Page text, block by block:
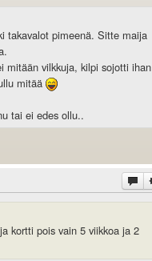
takavalot pimeenä. Sitte maija
mitään vilkkuja, kilpi sojotti ihan
mitää
tai ei edes ollu..
kortti pois vain 5 viikkoa ja 2